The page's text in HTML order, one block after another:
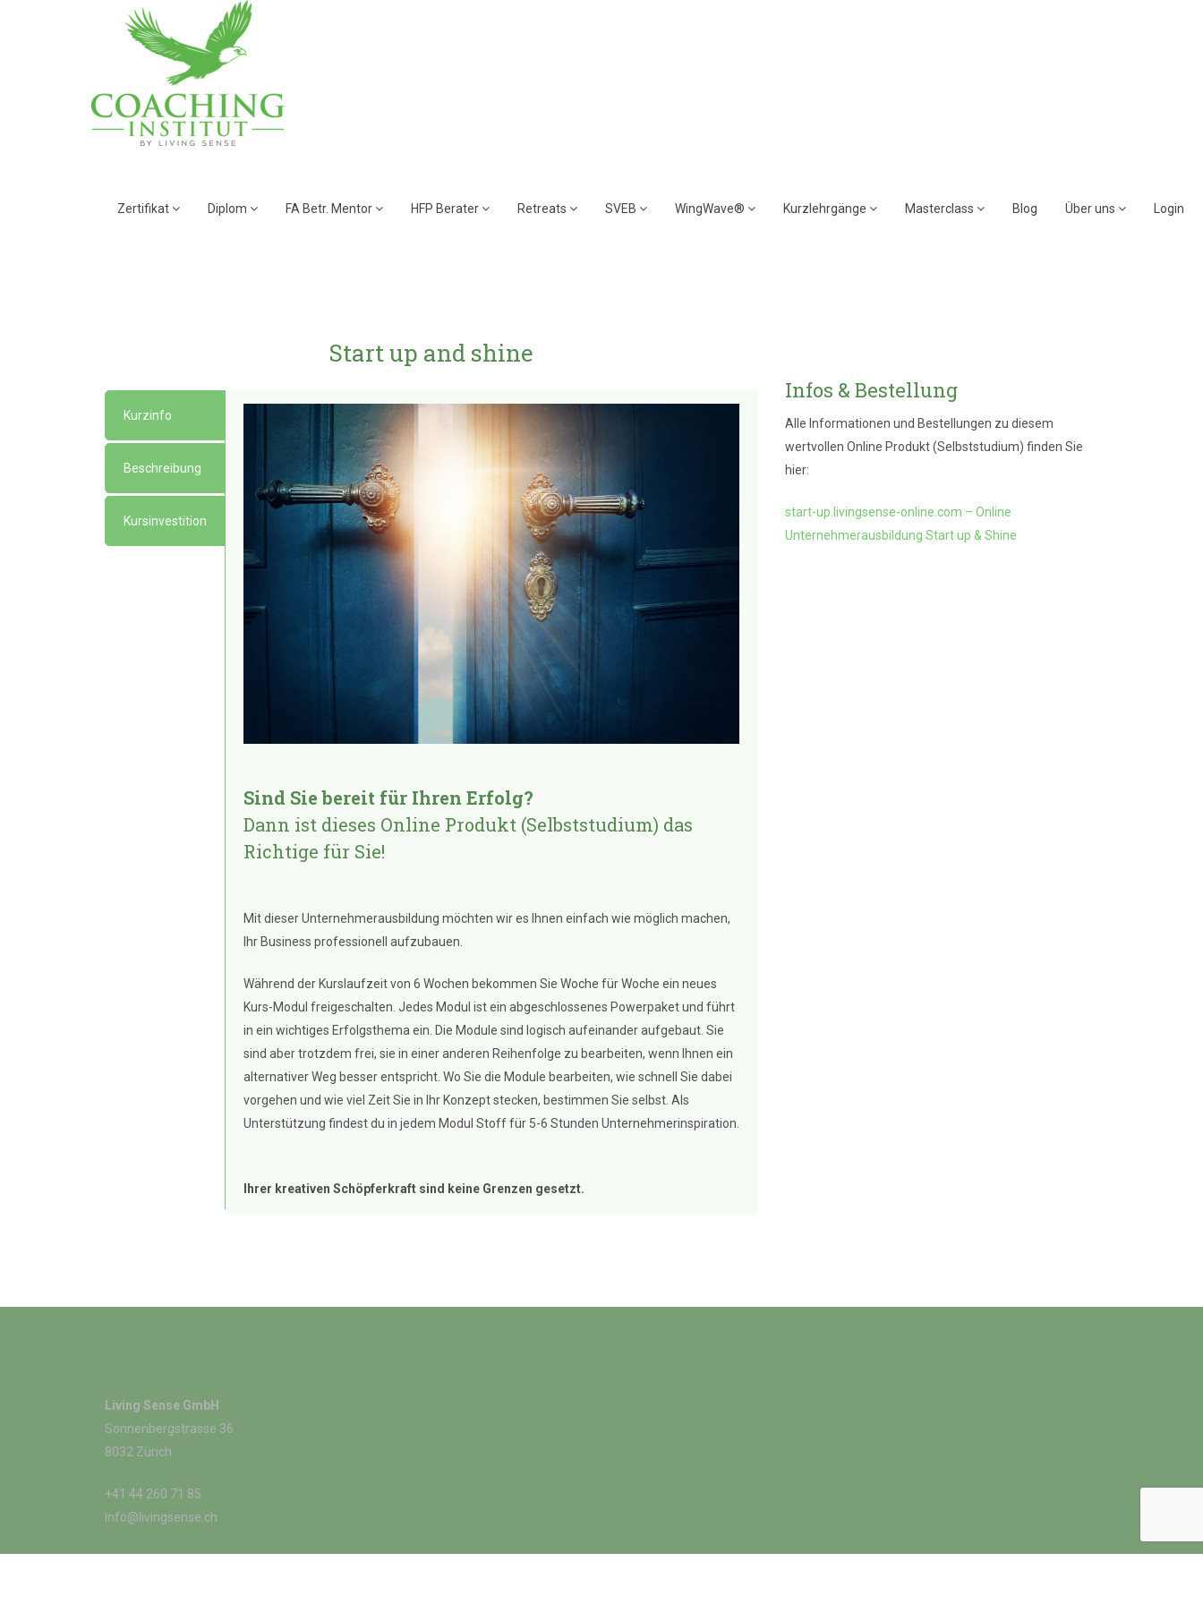
Zertifikat Diplom FA Betr. Mentor HFP Berater Retreats SVEB WingWave® Kurzlehrgänge Masterclass Blog Über uns Login
Start up and shine
Kurzinfo
Beschreibung
Kursinvestition
Sind Sie bereit für Ihren Erfolg?
Dann ist dieses Online Produkt (Selbststudium) das
Richtige für Sie!
Mit dieser Unternehmerausbildung möchten wir es Ihnen einfach wie möglich machen,
Ihr Business professionell aufzubauen.
Während der Kurslaufzeit von 6 Wochen bekommen Sie Woche für Woche ein neues
Kurs-Modul freigeschalten. Jedes Modul ist ein abgeschlossenes Powerpaket und führt
in ein wichtiges Erfolgsthema ein. Die Module sind logisch aufeinander aufgebaut. Sie
sind aber trotzdem frei, sie in einer anderen Reihenfolge zu bearbeiten, wenn Ihnen ein
alternativer Weg besser entspricht. Wo Sie die Module bearbeiten, wie schnell Sie dabei
vorgehen und wie viel Zeit Sie in Ihr Konzept stecken, bestimmen Sie selbst. Als
Unterstützung findest du in jedem Modul Stoff für 5-6 Stunden Unternehmerinspiration.
Ihrer kreativen Schöpferkraft sind keine Grenzen gesetzt.
Infos & Bestellung
Alle Informationen und Bestellungen zu diesem
wertvollen Online Produkt (Selbststudium) finden Sie
hier:
start-up.livingsense-online.com – Online
Unternehmerausbildung Start up & Shine
Living Sense GmbH
Sonnenbergstrasse 36
8032 Zürich
+41 44 260 71 85
info@livingsense.ch